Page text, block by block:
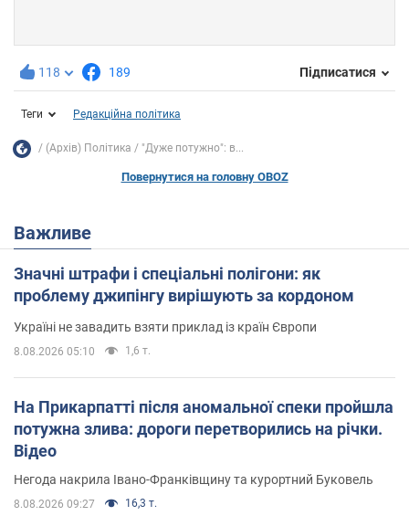
118 189 Підписатися
Теги Редакційна політика
(Архів) Політика "Дуже потужно": в...
Повернутися на головну OBOZ
Важливе
Значні штрафи і спеціальні полігони: як
проблему джипінгу вирішують за кордоном
Україні не завадить взяти приклад із країн Європи
8.08.2026 05:10 1,6 т.
На Прикарпатті після аномальної спеки пройшла
потужна злива: дороги перетворились на річки.
Відео
Негода накрила Івано-Франківщину та курортний Буковель
8.08.2026 09:27 16,3 т.